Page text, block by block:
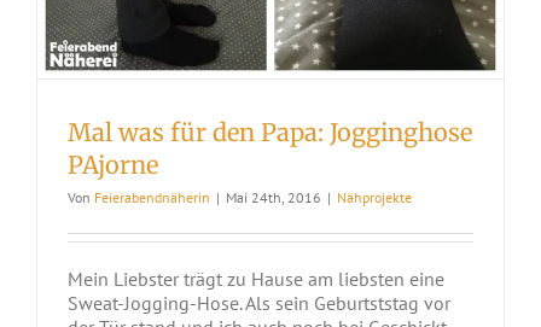
Mal was für den Papa: Jogginghose
PAjorne
Von Feierabendnäherin | Mai 24th, 2016 | Nähprojekte
Mein Liebster trägt zu Hause am liebsten eine
Sweat-Jogging-Hose. Als sein Geburtststag vor